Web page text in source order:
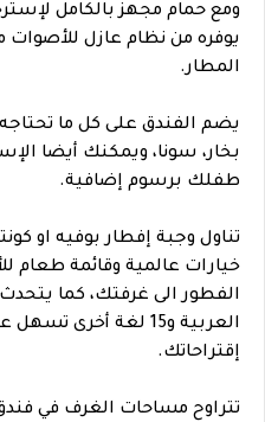
ومع حمام مجهز بالكامل
يوفره من نظام عازل للأصوات
المطار.
يضم الفندق على كل ما
بخار، سونا، ويمكنك أيضا
طفلك برسوم إضافية.
تناول وجبة إفطار بوفيه او
خيارات عالمية وقائمة طعام
الفطور الى غرفتك، كما
العربية و15 لغة
إقتراحاتك.